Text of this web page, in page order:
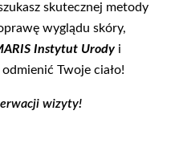
skutecznej metody
wyglądu skóry,
Instytut Urody i
Twoje ciało!
wizyty!